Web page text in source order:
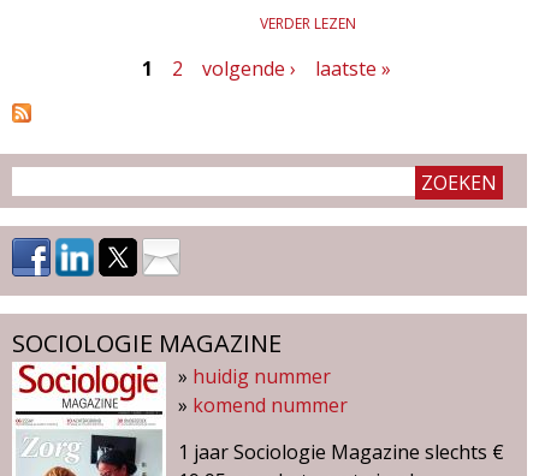
VERDER LEZEN
a
g
i
n
a
'
s
1 2 volgende › laatste »
SOCIOLOGIE MAGAZINE
» huidig nummer
» komend nummer
1 jaar Sociologie Magazine slechts €